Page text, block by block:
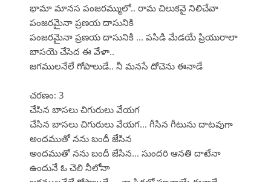
భామా మానస పంజరమ్ములో.. రామ చిలుకవై నిలిచేవా
పంజరమైనా ప్రణయ దాసునికి
పంజరమైనా ప్రణయ దాసునికి ... పసిడి మేడయే ప్రియురాలా
బాసయె చేసెద ఈ వేళా..
జగములనేలే గోపాలుడే.. నీ మనసే దోచెను ఈనాడే
చరణం: 3
చేసిన బాసలు చిగురులు వేయగ
చేసిన బాసలు చిగురులు వేయగ... గీసిన గీటును దాటవుగా
అందముతో నను బందీ జేసిన
అందముతో నను బందీ జేసిన... సుందరి ఆనతి దాటేనా
ఉందునే ఓ చెలి నీలోనా